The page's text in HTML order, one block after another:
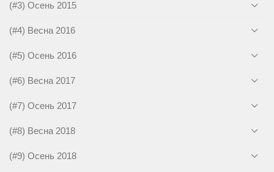
(#3) Осень 2015
(#4) Весна 2016
(#5) Осень 2016
(#6) Весна 2017
(#7) Осень 2017
(#8) Весна 2018
(#9) Осень 2018